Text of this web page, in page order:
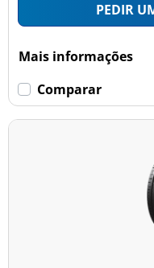
PEDIR
Mais informações
Comparar